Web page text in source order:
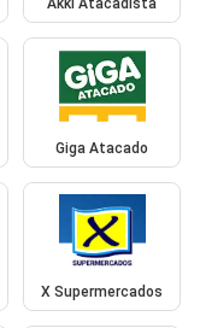
Akki Atacadista
Giga Atacado
X Supermercados